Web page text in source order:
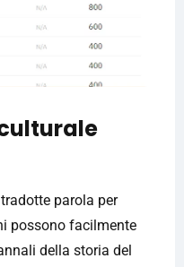
parola per
possono facilmente
della storia del